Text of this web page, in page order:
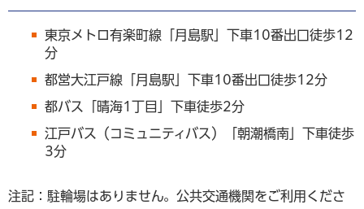
東京メトロ有楽町線「月島駅」下車10番出口徒歩12
分
都営大江戸線「月島駅」下車10番出口徒歩12分
都バス「晴海1丁目」下車徒歩2分
江戸バス（コミュニティバス）「朝潮橋南」下車徒歩
3分
注記：駐輪場はありません。公共交通機関をご利用くださ